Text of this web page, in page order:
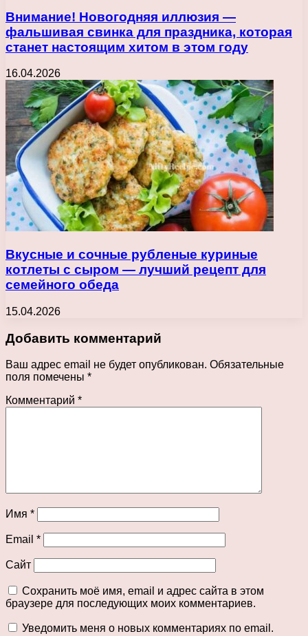
Внимание! Новогодняя иллюзия —
фальшивая свинка для праздника, которая
станет настоящим хитом в этом году
16.04.2026
Вкусные и сочные рубленые куриные
котлеты с сыром — лучший рецепт для
семейного обеда
15.04.2026
Добавить комментарий
Ваш адрес email не будет опубликован. Обязательные
поля помечены *
Комментарий *
Имя *
Email *
Сайт
Сохранить моё имя, email и адрес сайта в этом
браузере для последующих моих комментариев.
Уведомить меня о новых комментариях по email.